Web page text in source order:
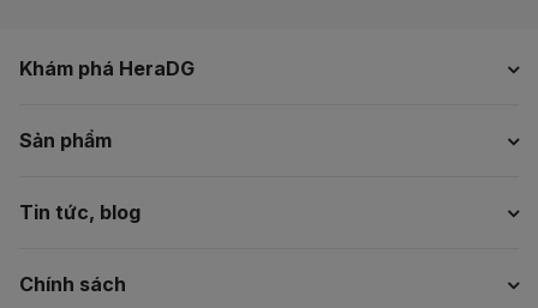
Khám phá HeraDG
Sản phẩm
Tin tức, blog
Chính sách